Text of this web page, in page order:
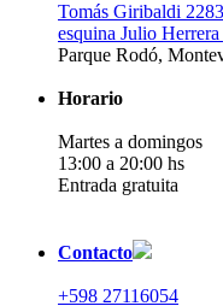
Tomás Giribaldi 2283
esquina Julio
Parque Rodó,
Horario
Martes a domingos
13:00 a 20:00 hs
Entrada gratuita
Contacto
+598 27116054